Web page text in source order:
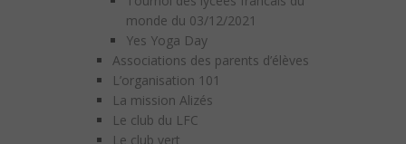
monde du 03/12/2021
Yes Yoga Day
Associations des parents d’élèves
L’organisation 101
La mission Alizés
Le club du LFC
Le club vert